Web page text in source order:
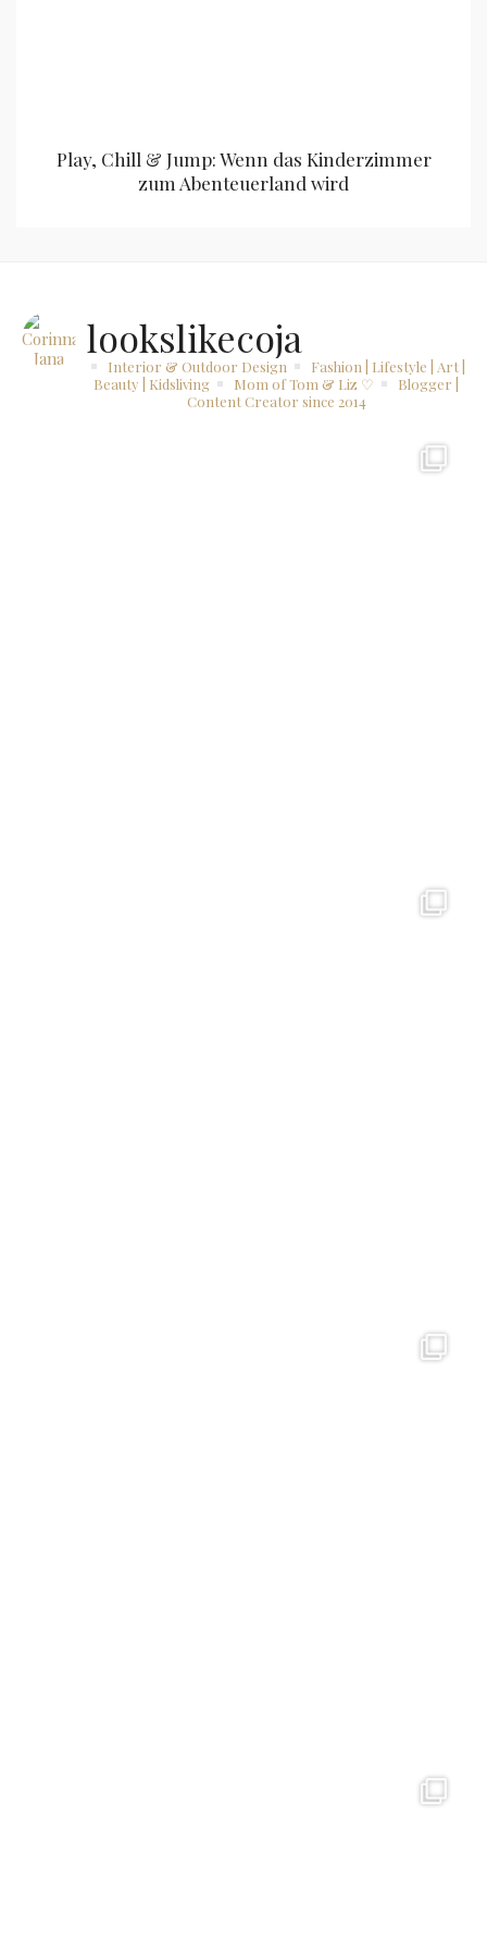
Play, Chill & Jump: Wenn das Kinderzimmer
zum Abenteuerland wird
lookslikecoja
Interior & Outdoor Design
Fashion | Lifestyle | Art |
Beauty | Kidsliving
Mom of Tom & Liz ♡
Blogger |
Content Creator since 2014